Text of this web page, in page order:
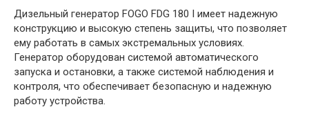
Дизельный генератор FOGO FDG 180 I имеет надежную
конструкцию и высокую степень защиты, что позволяет
ему работать в самых экстремальных условиях.
Генератор оборудован системой автоматического
запуска и остановки, а также системой наблюдения и
контроля, что обеспечивает безопасную и надежную
работу устройства.